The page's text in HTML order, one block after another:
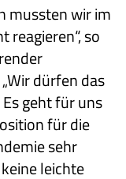
mussten wir im
so
dürfen das
geht für uns
für die
sehr
leichte